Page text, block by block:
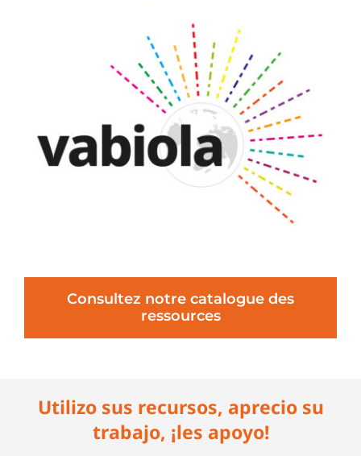
Consultez notre catalogue des
ressources
Utilizo sus recursos, aprecio su
trabajo, ¡les apoyo!